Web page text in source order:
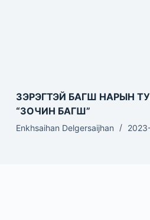
ЗЭРЭГТЭЙ БАГШ НАРЫН
“ЗОЧИН БАГШ”
Enkhsaihan Delgersaijhan